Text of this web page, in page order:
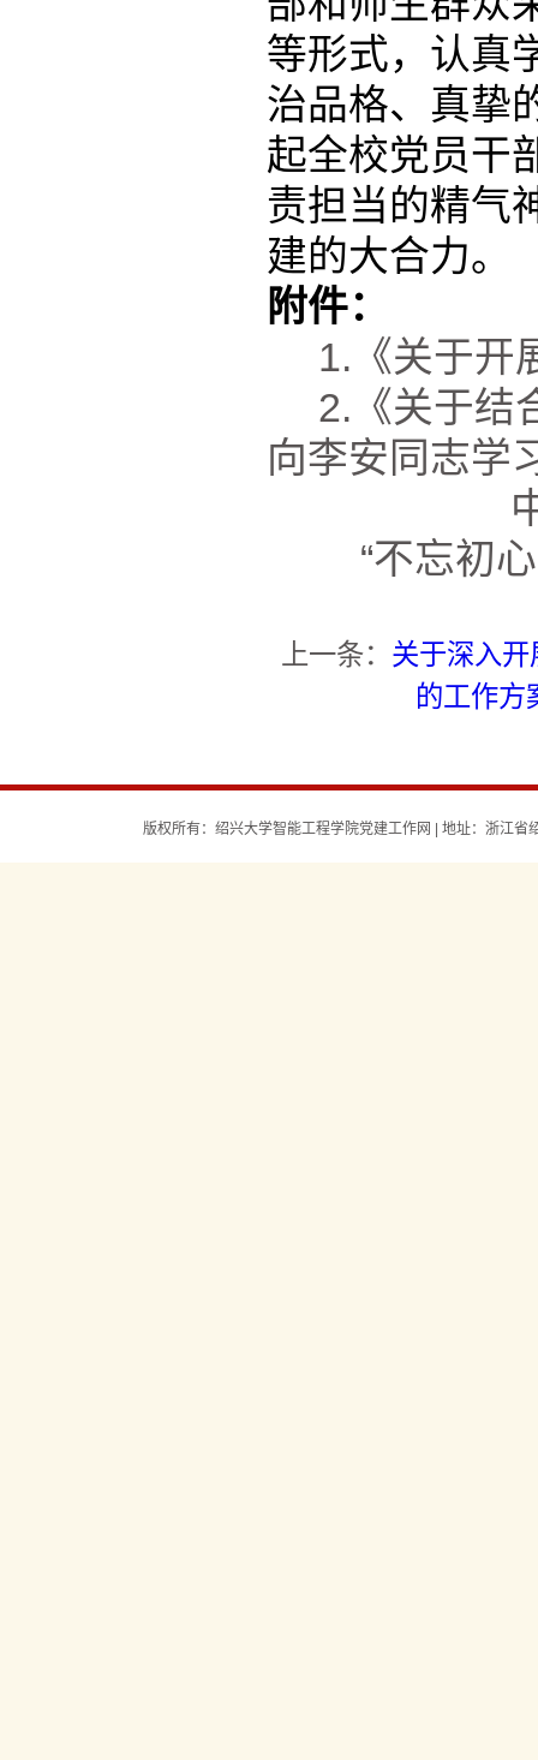
等形式， 认真
治品格、 真挚
起全校党员干
责担当的精气
建的大合力。
附件：
1.《关于开
2.《关于结
向李安同志学
“不忘初
上一条： 关于深入开
的工作方
版权所有：绍兴大学智能工程学院党建工作网 | 地址：浙江